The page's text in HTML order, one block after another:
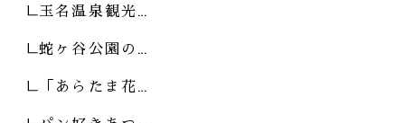
玉名温泉観光…
蛇ヶ谷公園の…
「あらたま花…